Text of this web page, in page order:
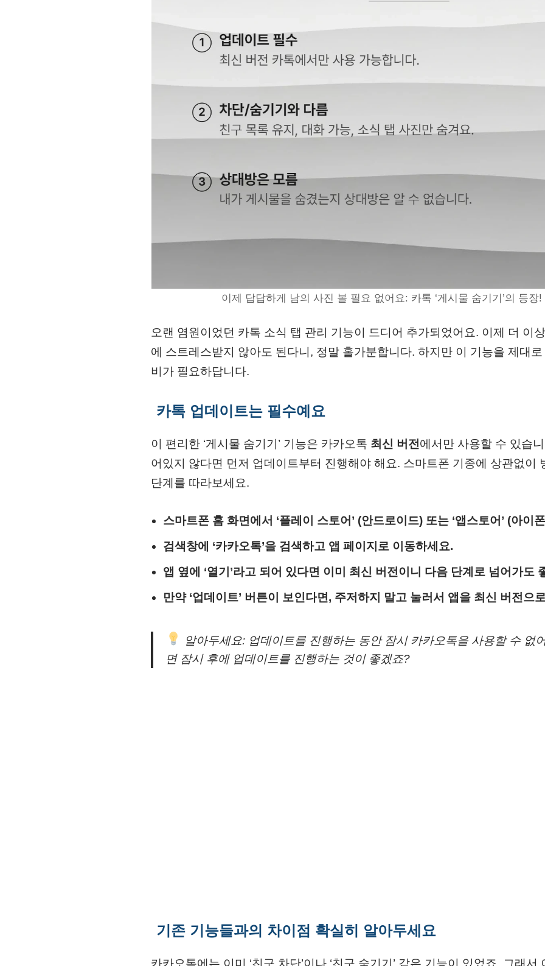
이제 답답하게 남의 사진 볼 필요 없어요: 카톡 ‘게시물 숨기기’의 등장!
오랜 염원이었던 카톡 소식 탭 관리 기능이 드디어 추가되었어요. 이제 더 이
에 스트레스받지 않아도 된다니, 정말 홀가분합니다. 하지만 이 기능을 제대
비가 필요하답니다.
카톡 업데이트는 필수예요
이 편리한 ‘게시물 숨기기’ 기능은 카카오톡 최신 버전에서만 사용할 수 있습
어있지 않다면 먼저 업데이트부터 진행해야 해요. 스마트폰 기종에 상관없이
단계를 따라보세요.
스마트폰 홈 화면에서 ‘플레이 스토어’ (안드로이드) 또는 ‘앱스토어’ (아이
검색창에 ‘카카오톡’을 검색하고 앱 페이지로 이동하세요.
앱 옆에 ‘열기’라고 되어 있다면 이미 최신 버전이니 다음 단계로 넘어가도
만약 ‘업데이트’ 버튼이 보인다면, 주저하지 말고 눌러서 앱을 최신 버전으
알아두세요: 업데이트를 진행하는 동안 잠시 카카오톡을 사용할 수 없
면 잠시 후에 업데이트를 진행하는 것이 좋겠죠?
기존 기능들과의 차이점 확실히 알아두세요
카카오톡에는 이미 ‘친구 차단’이나 ‘친구 숨기기’ 같은 기능이 있었죠. 그래서